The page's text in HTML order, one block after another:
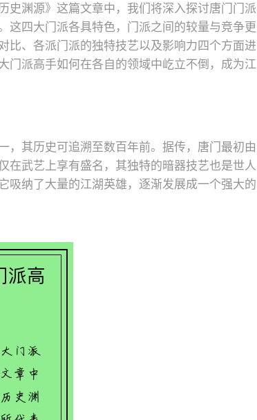
史渊源》这篇文章中，我们将深入探讨唐门门派
这四大门派各具特色，门派之间的较量与竞争更
比、各派门派的独特技艺以及影响力四个方面进
门派高手如何在各自的领域中屹立不倒，成为江
，其历史可追溯至数百年前。据传，唐门最初由
在武艺上享有盛名，其独特的暗器技艺也是世人
吸纳了大量的江湖英雄，逐渐发展成一个强大的